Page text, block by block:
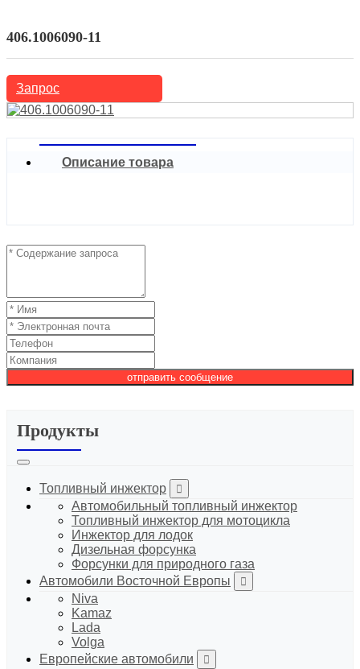
406.1006090-11
Запрос
Описание товара
отправить сообщение
Продукты
Топливный инжектор
Автомобильный топливный инжектор
Топливный инжектор для мотоцикла
Инжектор для лодок
Дизельная форсунка
Форсунки для природного газа
Автомобили Восточной Европы
Niva
Kamaz
Lada
Volga
Европейские автомобили